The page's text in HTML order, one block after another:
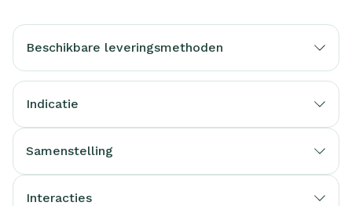
Beschikbare leveringsmethoden
Indicatie
Samenstelling
Interacties